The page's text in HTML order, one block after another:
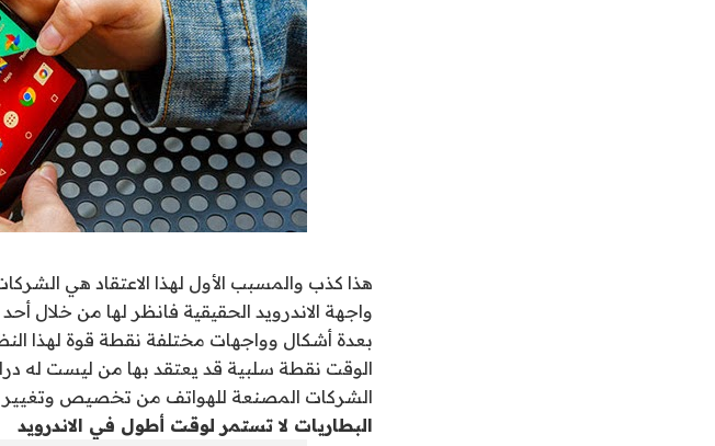
هذا كذب والمسبب الأول لهذا الاعتقاد هي
واجهة الاندرويد الحقيقية فانظر لها من خلال
بعدة أشكال وواجهات مختلفة نقطة قوة لهذا
الوقت نقطة سلبية قد يعتقد بها من ليست له
الشركات المصنعة للهواتف من تخصيص وتغيير
البطاريات لا تستمر لوقت أطول في الاندرويد